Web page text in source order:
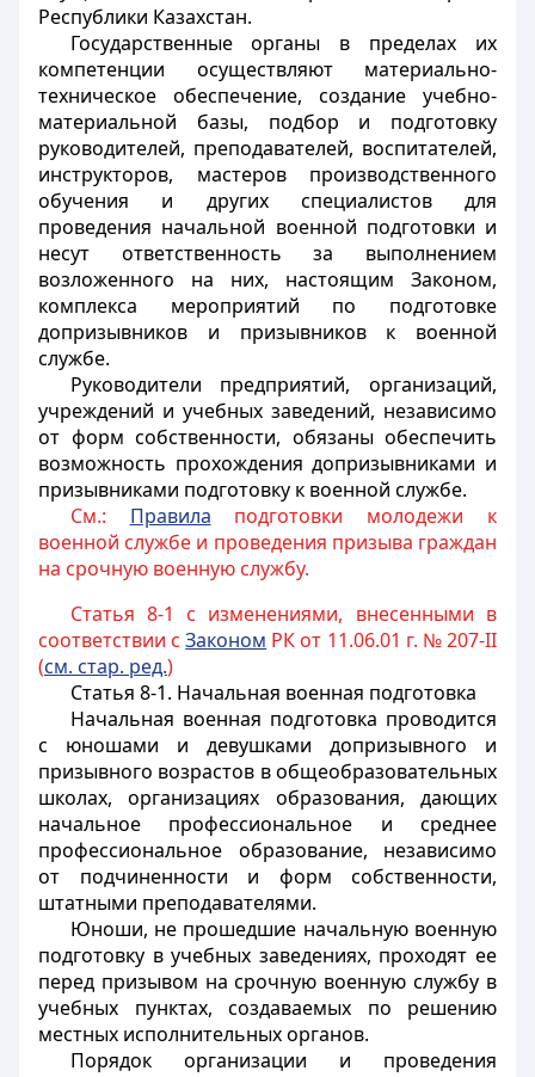
Республики Казахстан.
Государственные органы в пределах их
компетенции осуществляют материально-
техническое обеспечение, создание учебно-
материальной базы, подбор и подготовку
руководителей, преподавателей, воспитателей,
инструкторов, мастеров производственного
обучения и других специалистов для
проведения начальной военной подготовки и
несут ответственность за выполнением
возложенного на них, настоящим Законом,
комплекса мероприятий по подготовке
допризывников и призывников к военной
службе.
Руководители предприятий, организаций,
учреждений и учебных заведений, независимо
от форм собственности, обязаны обеспечить
возможность прохождения допризывниками и
призывниками подготовку к военной службе.
См.: Правила подготовки молодежи к
военной службе и проведения призыва граждан
на срочную военную службу.
Статья 8-1 с изменениями, внесенными в
соответствии сЗаконом РК от 11.06.01 г. № 207-II
(см. стар. ред.)
Статья 8-1. Начальная военная подготовка
Начальная военная подготовка проводится
с юношами и девушками допризывного и
призывного возрастов в общеобразовательных
школах, организациях образования, дающих
начальное профессиональное и среднее
профессиональное образование, независимо
от подчиненности и форм собственности,
штатными преподавателями.
Юноши, не прошедшие начальную военную
подготовку в учебных заведениях, проходят ее
перед призывом на срочную военную службу в
учебных пунктах, создаваемых по решению
местных исполнительных органов.
Порядок организации и проведения